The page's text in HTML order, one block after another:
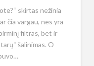
skirtas nežinia
čia vargau, nes yra
filtras, bet ir
šalinimas. O